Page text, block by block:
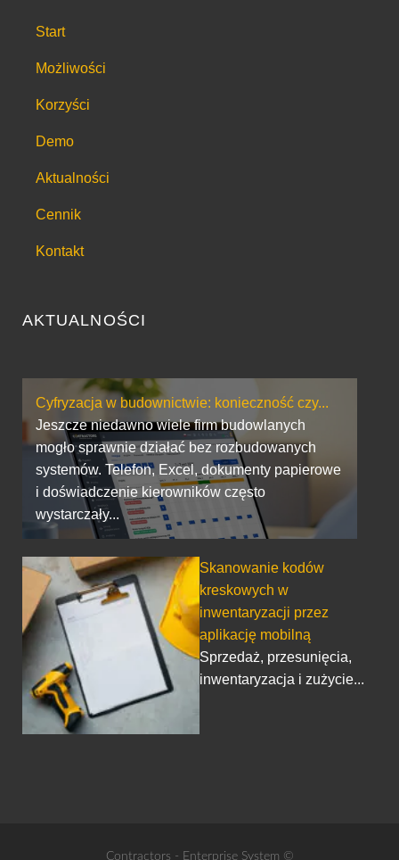
Start
Możliwości
Korzyści
Demo
Aktualności
Cennik
Kontakt
AKTUALNOŚCI
Cyfryzacja w budownictwie: konieczność czy...
Jeszcze niedawno wiele firm budowlanych
mogło sprawnie działać bez rozbudowanych
systemów. Telefon, Excel, dokumenty papierowe
i doświadczenie kierowników często
wystarczały...
Skanowanie kodów
kreskowych w
inwentaryzacji przez
aplikację mobilną
Sprzedaż, przesunięcia,
inwentaryzacja i zużycie...
Contractors - Enterprise System ©